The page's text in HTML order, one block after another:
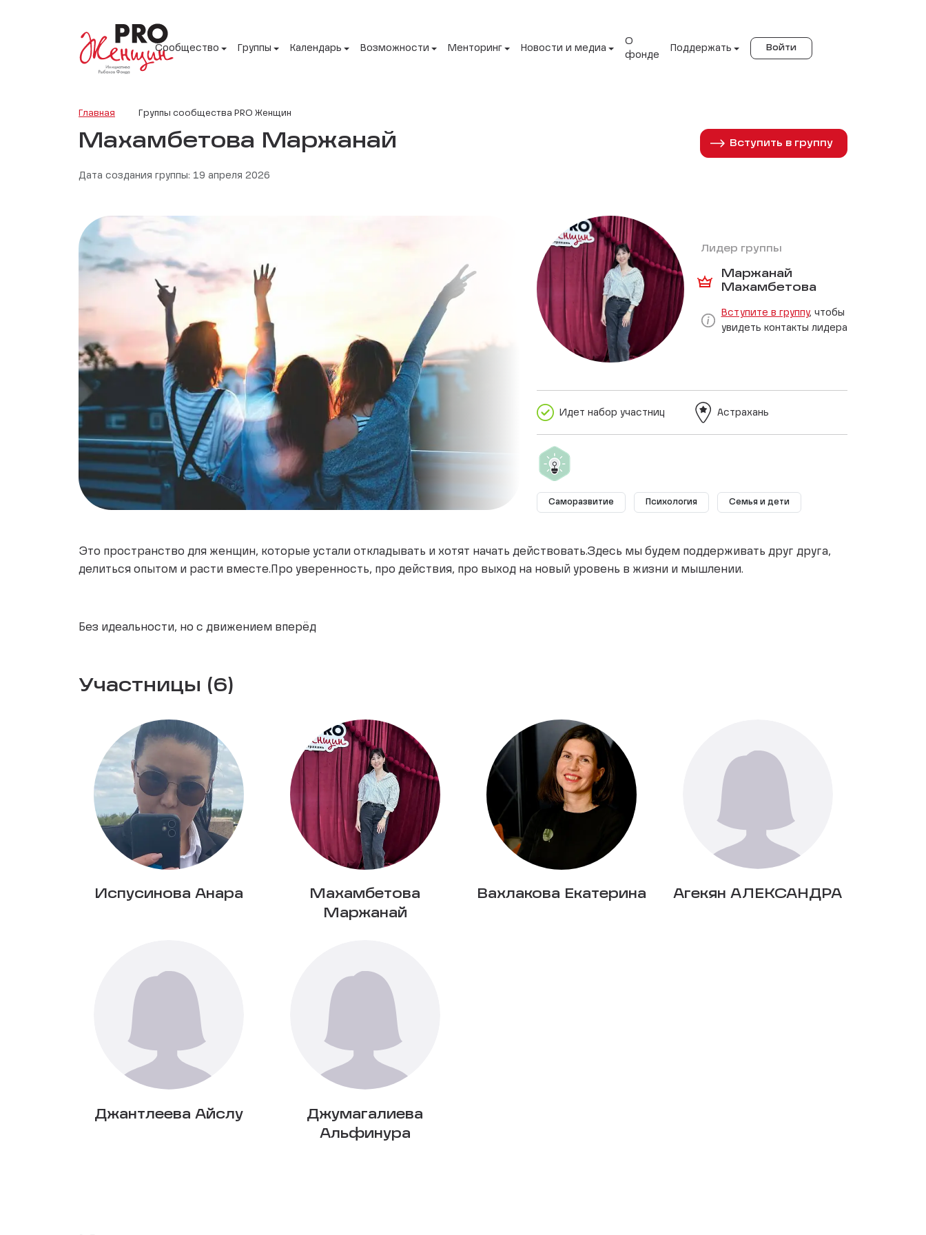
Сообщество Группы Календарь Возможности Менторинг Новости и медиа
О
фонде
Поддержать Войти
Главная Группы сообщества PRO Женщин
Махамбетова Маржанай Вступить в группу
Дата создания группы: 19 апреля 2026
Лидер группы
Маржанай
Махамбетова
Вступите в группу, чтобы
увидеть контакты лидера
Идет набор участниц Астрахань
Саморазвитие Психология Семья и дети
Это пространство для женщин, которые устали откладывать и хотят начать действовать.Здесь мы будем поддерживать друг друга,
делиться опытом и расти вместе.Про уверенность, про действия, про выход на новый уровень в жизни и мышлении.
Без идеальности, но с движением вперёд
Участницы (6)
Испусинова Анара
Махамбетова
Маржанай
Вахлакова Екатерина Агекян АЛЕКСАНДРА
Джантлеева Айслу
Джумагалиева
Альфинура